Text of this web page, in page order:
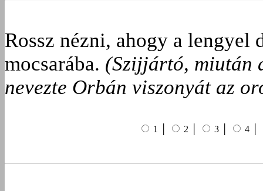
Rossz nézni, ahogy a lengyel
mocsarába. (Szijjártó, miután
nevezte Orbán viszonyát az
1 │ 2 │ 3 │ 4 │